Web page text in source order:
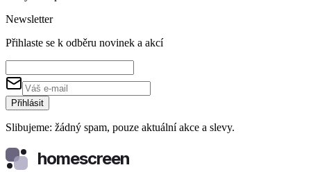
Newsletter
Přihlaste se k odběru novinek a akcí
Přihlásit
Slibujeme: žádný spam, pouze aktuální akce a slevy.
homescreen